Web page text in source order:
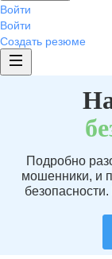
Войти
Войти
Создать резюме
Подробно
мошенники, и